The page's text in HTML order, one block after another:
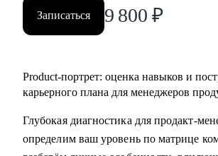
Записаться 9 800 ₽
Product‑портрет: оценка навыков и
карьерного плана для менеджеров
Глубокая диагностика для
определим ваш уровень по матрице